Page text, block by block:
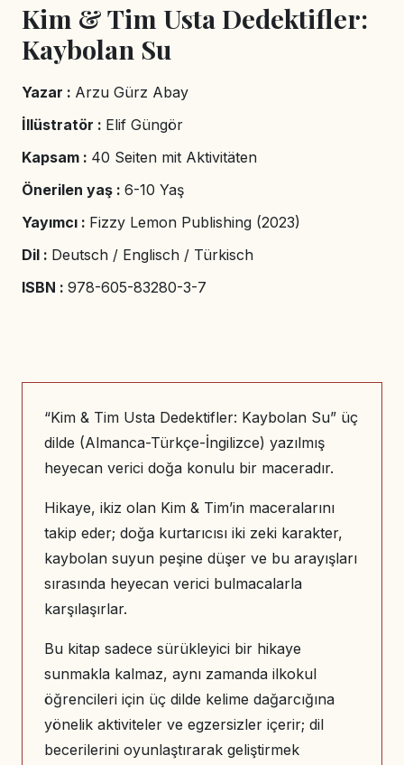
Kim & Tim Usta Dedektifler:
Kaybolan Su
Yazar : Arzu Gürz Abay
İllüstratör : Elif Güngör
Kapsam : 40 Seiten mit Aktivitäten
Önerilen yaş : 6-10 Yaş
Yayımcı : Fizzy Lemon Publishing (2023)
Dil : Deutsch / Englisch / Türkisch
ISBN : 978-605-83280-3-7
“Kim & Tim Usta Dedektifler: Kaybolan Su” üç
dilde (Almanca-Türkçe-İngilizce) yazılmış
heyecan verici doğa konulu bir maceradır.
Hikaye, ikiz olan Kim & Tim’in maceralarını
takip eder; doğa kurtarıcısı iki zeki karakter,
kaybolan suyun peşine düşer ve bu arayışları
sırasında heyecan verici bulmacalarla
karşılaşırlar.
Bu kitap sadece sürükleyici bir hikaye
sunmakla kalmaz, aynı zamanda ilkokul
öğrencileri için üç dilde kelime dağarcığına
yönelik aktiviteler ve egzersizler içerir; dil
becerilerini oyunlaştırarak geliştirmek